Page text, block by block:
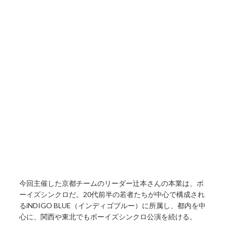
今回主催した京都チームのリーダー辻本さんの本業は、ボ
ーイズシンクロだ。20代前半の若者たちが中心で構成され
るiNDIGO BLUE（インディゴブルー）に所属し、都内を中
心に、関西や東北でもボーイズシンクロ公演を続ける。